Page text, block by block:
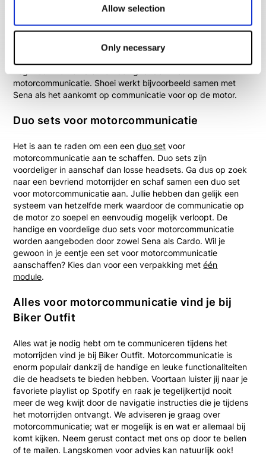
Allow selection
Only necessary
hebben ieder hun eigen kenmerken maar de een doet niet
onder voor de ander. Cardo werkt bijvoorbeeld samen met
JBL voor de speakers in de headsets. Sena gaat voor
gebruiksgemak waardoor je de headsets vrijwel volledig met
motorcommunicatie. Shoei werkt bijvoorbeeld samen met
Sena als het aankomt op communicatie voor op de motor.
Duo sets voor motorcommunicatie
Het is aan te raden om een eenduo set voor
motorcommunicatie aan te schaffen. Duo sets zijn
voordeliger in aanschaf dan losse headsets. Ga dus op zoek
naar een bevriend motorrijder en schaf samen een duo set
voor motorcommunicatie aan. Jullie hebben dan gelijk een
systeem van hetzelfde merk waardoor de communicatie op
de motor zo soepel en eenvoudig mogelijk verloopt. De
handige en voordelige duo sets voor motorcommunicatie
worden aangeboden door zowel Sena als Cardo. Wil je
gewoon in je eentje een set voor motorcommunicatie
aanschaffen? Kies dan voor een verpakking metéén
module.
Alles voor motorcommunicatie vind je bij
Biker Outfit
Alles wat je nodig hebt om te communiceren tijdens het
motorrijden vind je bij Biker Outfit. Motorcommunicatie is
enorm populair dankzij de handige en leuke functionaliteiten
die de headsets te bieden hebben. Voortaan luister jij naar je
favoriete playlist op Spotify en raak je tegelijkertijd nooit
meer de weg kwijt door de navigatie instructies die je tijdens
het motorrijden ontvangt. We adviseren je graag over
motorcommunicatie; wat er mogelijk is en wat er allemaal bij
komt kijken. Neem gerust contact met ons op door te bellen
of te mailen. Langskomen voor advies kan natuurlijk ook!